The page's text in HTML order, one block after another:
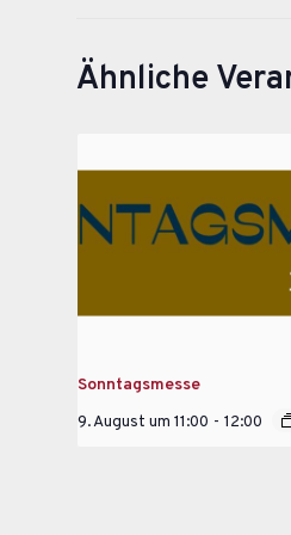
Ähnliche
Sonntagsmesse
9. August um 11:00 - 12:00